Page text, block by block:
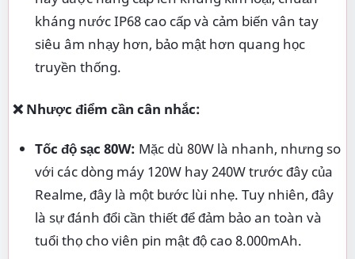
kháng nước IP68 cao cấp và cảm biến vân tay
siêu âm nhạy hơn, bảo mật hơn quang học
truyền thống.
❌ Nhược điểm cần cân nhắc:
Tốc độ sạc 80W: Mặc dù 80W là nhanh, nhưng so
với các dòng máy 120W hay 240W trước đây của
Realme, đây là một bước lùi nhẹ. Tuy nhiên, đây
là sự đánh đổi cần thiết để đảm bảo an toàn và
tuổi thọ cho viên pin mật độ cao 8.000mAh.